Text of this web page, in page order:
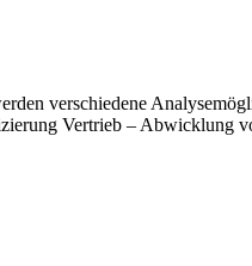
verschiedene
Vertrieb – Abwicklung